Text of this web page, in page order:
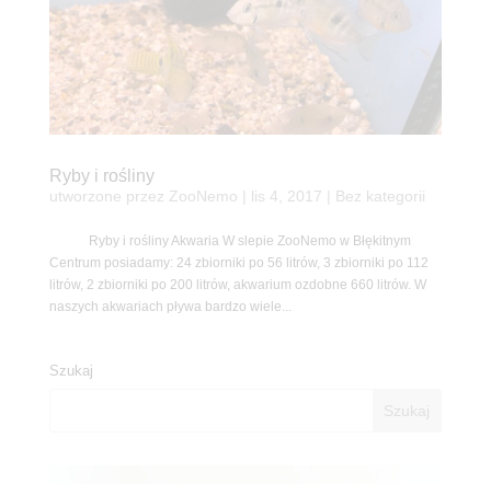
Ryby i rośliny
utworzone przez ZooNemo lis 4, 2017 | Bez kategorii
Ryby i rośliny Akwaria W slepie ZooNemo w Błękitnym
Centrum posiadamy: 24 zbiorniki po 56 litrów, 3 zbiorniki po 112
litrów, 2 zbiorniki po 200 litrów, akwarium ozdobne 660 litrów. W
naszych akwariach pływa bardzo wiele...
Szukaj